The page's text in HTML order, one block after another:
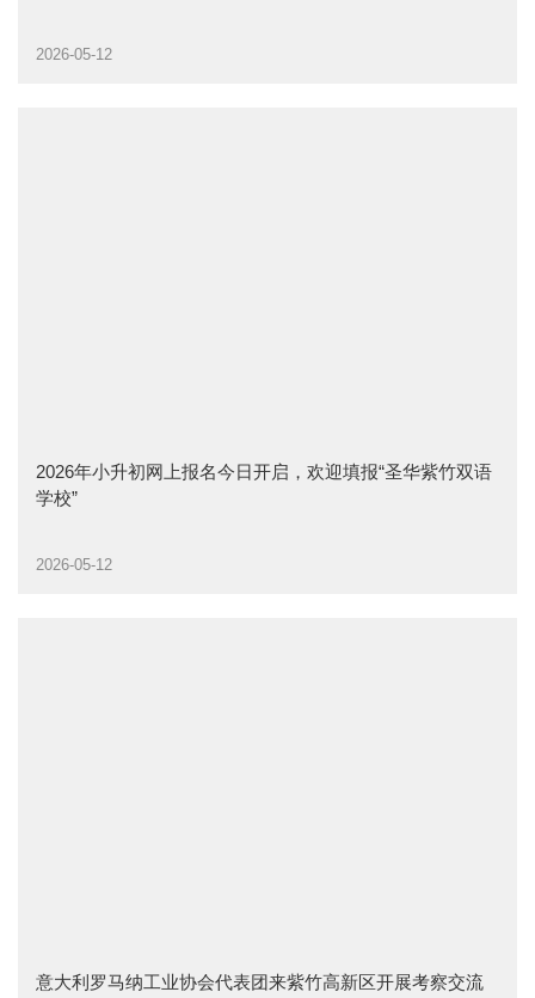
2026-05-12
2026年小升初网上报名今日开启，欢迎填报“圣华紫竹双语
学校”
2026-05-12
意大利罗马纳工业协会代表团来紫竹高新区开展考察交流